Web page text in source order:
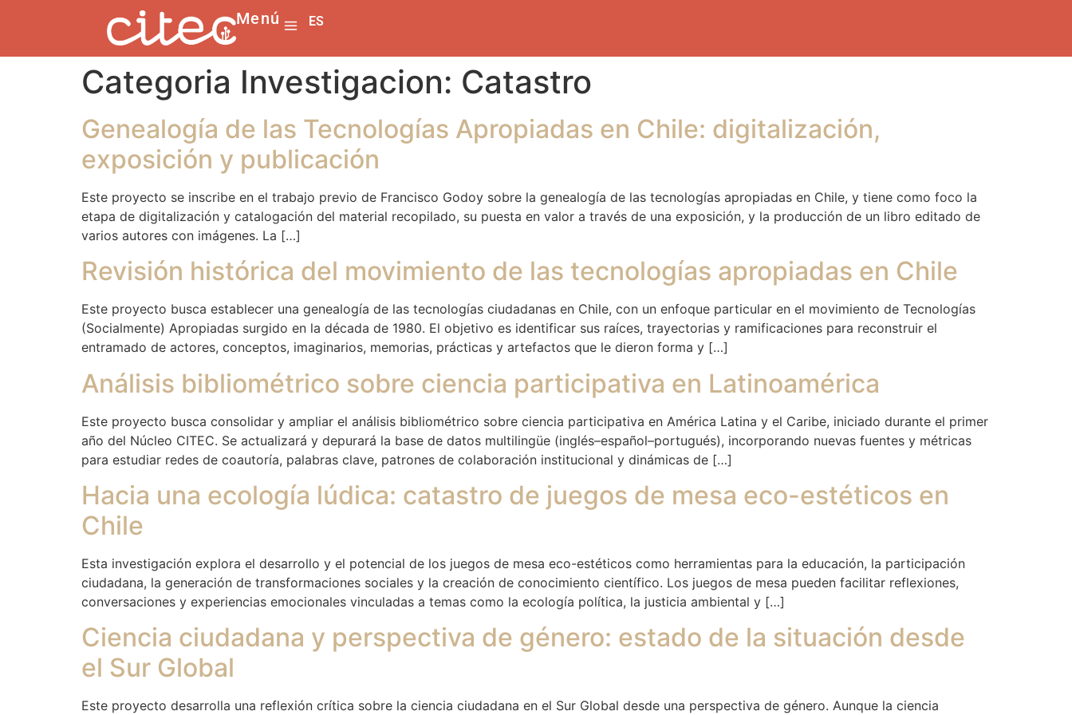
Menú ES
EN
Categoria Investigacion: Catastro
Genealogía de las Tecnologías Apropiadas en Chile: digitalización,
exposición y publicación
Este proyecto se inscribe en el trabajo previo de Francisco Godoy sobre la genealogía de las tecnologías apropiadas en Chile, y tiene como foco la
etapa de digitalización y catalogación del material recopilado, su puesta en valor a través de una exposición, y la producción de un libro editado de
varios autores con imágenes. La […]
Revisión histórica del movimiento de las tecnologías apropiadas en Chile
Este proyecto busca establecer una genealogía de las tecnologías ciudadanas en Chile, con un enfoque particular en el movimiento de Tecnologías
(Socialmente) Apropiadas surgido en la década de 1980. El objetivo es identificar sus raíces, trayectorias y ramificaciones para reconstruir el
entramado de actores, conceptos, imaginarios, memorias, prácticas y artefactos que le dieron forma y […]
Análisis bibliométrico sobre ciencia participativa en Latinoamérica
Este proyecto busca consolidar y ampliar el análisis bibliométrico sobre ciencia participativa en América Latina y el Caribe, iniciado durante el primer
año del Núcleo CITEC. Se actualizará y depurará la base de datos multilingüe (inglés–español–portugués), incorporando nuevas fuentes y métricas
para estudiar redes de coautoría, palabras clave, patrones de colaboración institucional y dinámicas de […]
Hacia una ecología lúdica: catastro de juegos de mesa eco-estéticos en
Chile
Esta investigación explora el desarrollo y el potencial de los juegos de mesa eco-estéticos como herramientas para la educación, la participación
ciudadana, la generación de transformaciones sociales y la creación de conocimiento científico. Los juegos de mesa pueden facilitar reflexiones,
conversaciones y experiencias emocionales vinculadas a temas como la ecología política, la justicia ambiental y […]
Ciencia ciudadana y perspectiva de género: estado de la situación desde
el Sur Global
Este proyecto desarrolla una reflexión crítica sobre la ciencia ciudadana en el Sur Global desde una perspectiva de género. Aunque la ciencia